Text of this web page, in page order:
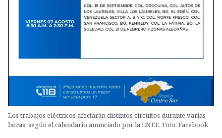
Los trabajos eléctricos afectarán distintos circuitos durante varias
horas, según el calendario anunciado por la ENEE. Foto: Facebook